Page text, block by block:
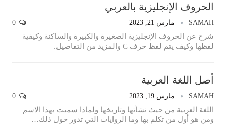
الحروف الإنجليزية بالعربي
SAMAH مارس 21, 2023
شرح عن الحروف الإنجليزية الصغيرة والكبيرة والساكنة وكيفية
لفظها وكيف يتم لفظ حرف C والمزيد من التفاصيل.
أصل اللغة العربية
SAMAH مارس 19, 2023
اللغة العربية من حيث نشأتها وتاريخها ولماذا سميت بهذا الاسم
ومن هو أول من تكلم بها وما الروايات التي تدور حول ذلك…